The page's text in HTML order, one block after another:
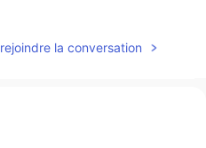
la conversation